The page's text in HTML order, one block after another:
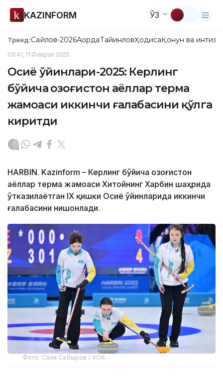
KAZINFORM ЎЗ
Тренд:Сайлов-2026АқордаТайинловҲодисаҚонун ва
09:41, 11 Феврал 2025
Осиё ўйинлари-2025: Керлинг
бўйича Қозоғистон аёллар терма
жамоаси иккинчи ғалабасини қўлга
киритди
HARBIN. Kazinform – Керлинг бўйича Қозоғистон
аёллар терма жамоаси Хитойнинг Харбин шаҳрида
ўтказилаётган IX қишки Осиё ўйинларида иккинчи
ғалабасини нишонлади.
Фото: Сали Сабыров / ҰОК